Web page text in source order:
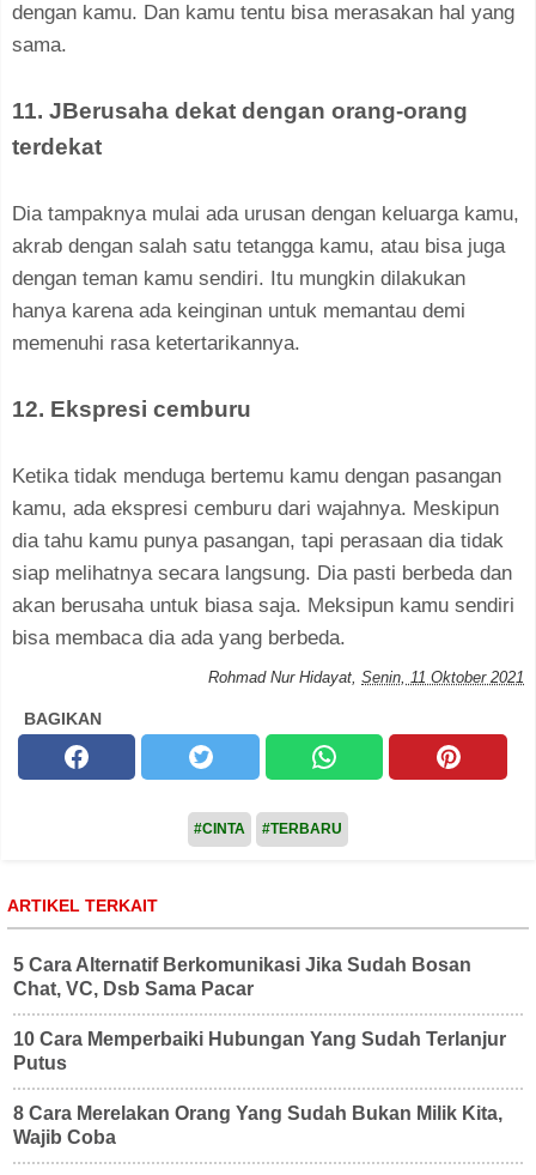
dengan kamu. Dan kamu tentu bisa merasakan hal yang
sama.
11. JBerusaha dekat dengan orang-orang
terdekat
Dia tampaknya mulai ada urusan dengan keluarga kamu,
akrab dengan salah satu tetangga kamu, atau bisa juga
dengan teman kamu sendiri. Itu mungkin dilakukan
hanya karena ada keinginan untuk memantau demi
memenuhi rasa ketertarikannya.
12. Ekspresi cemburu
Ketika tidak menduga bertemu kamu dengan pasangan
kamu, ada ekspresi cemburu dari wajahnya. Meskipun
dia tahu kamu punya pasangan, tapi perasaan dia tidak
siap melihatnya secara langsung. Dia pasti berbeda dan
akan berusaha untuk biasa saja. Meksipun kamu sendiri
bisa membaca dia ada yang berbeda.
Rohmad Nur Hidayat, Senin, 11 Oktober 2021
BAGIKAN
#CINTA #TERBARU
ARTIKEL TERKAIT
5 Cara Alternatif Berkomunikasi Jika Sudah Bosan
Chat, VC, Dsb Sama Pacar
10 Cara Memperbaiki Hubungan Yang Sudah Terlanjur
Putus
8 Cara Merelakan Orang Yang Sudah Bukan Milik Kita,
Wajib Coba